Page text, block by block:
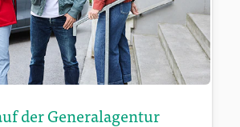
der Generalagentur